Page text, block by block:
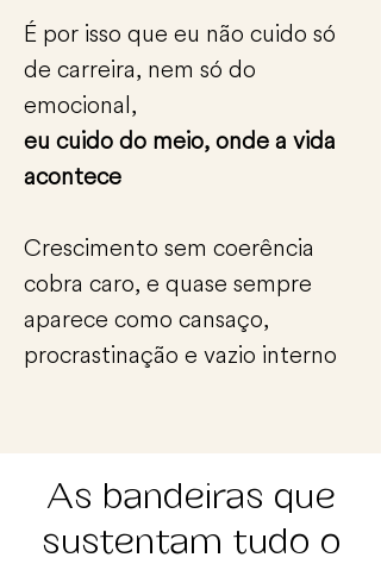
É por isso que eu não cuido só
de carreira, nem só do
emocional,
eu cuido do meio, onde a vida
acontece
Crescimento sem coerência
cobra caro, e quase sempre
aparece como cansaço,
procrastinação e vazio interno
As bandeiras que
sustentam tudo o